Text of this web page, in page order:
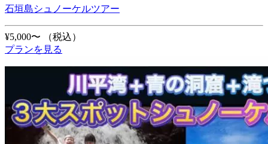
石垣島シュノーケルツアー
¥5,000〜
（税込）
プランを見る